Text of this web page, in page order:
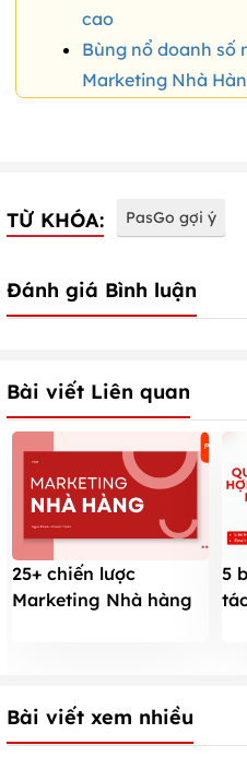
cao
Bùng nổ doanh số
Marketing Nhà
TỪ KHÓA: PasGo gợi ý
Đánh giá Bình luận
Bài viết Liên quan
25+ chiến lược
Marketing Nhà hàng
5
Bài viết xem nhiều